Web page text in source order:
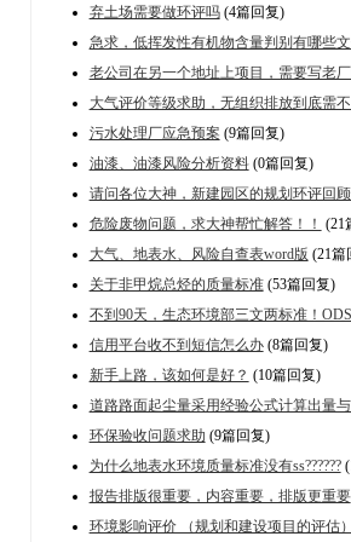
弃土场需要做环评吗(4篇回复)
急求，低挥发性有机物含量判别有哪些
老公司在另一个地址上项目，需要写老
大气评价等级求助，无组织排放到底需
污水处理厂应急预案 (9篇回复)
油漆、油漆风险分析资料(0篇回复)
请问各位大神，新建园区的规划环评回
危险废物问题，求大神帮忙解答！！ (21
大气、地表水、风险自查表word版 (21篇
关于非甲烷总烃的质量标准(53篇回复)
不到90天，生态环境部三文两标准！
信用平台收不到短信怎么办(8篇回复)
新手上路，该如何是好？ (10篇回复)
道路路面起尘量采用经验公式计算出量
环保验收问题求助 (9篇回复)
为什么地表水环境质量标准没有ss??????
报告排版很重要，内容重要，排版更重要
环境影响评价 （规划和建设项目的评估）